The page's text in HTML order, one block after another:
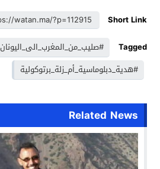
Short Link
Tagged
#صليب_من_المغرب_الى_اليونان
#هدية_دبلوماسية_أم_زلة_برتوكولية
Related News